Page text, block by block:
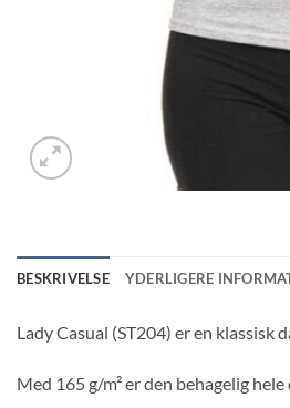
BESKRIVELSE YDERLIGERE
Lady Casual (ST204) er en
Med 165 g/m² er den behagelig